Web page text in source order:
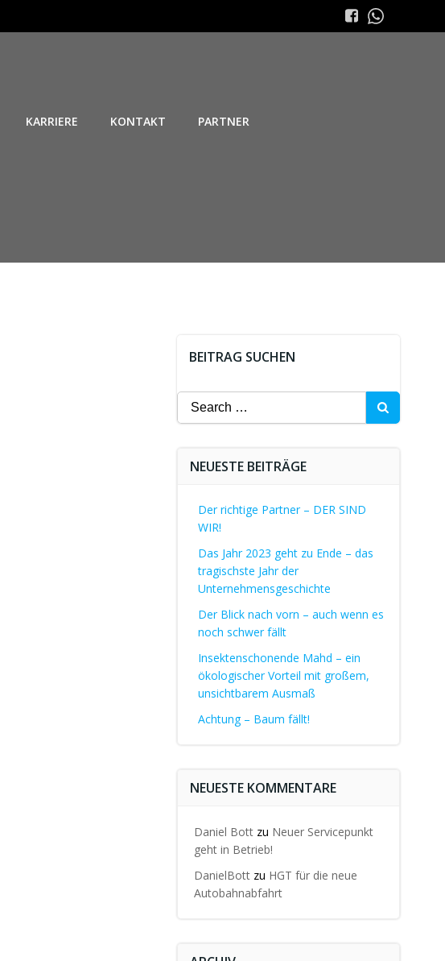
KARRIERE KONTAKT PARTNER
BEITRAG SUCHEN
Search
for:
NEUESTE BEITRÄGE
Der richtige Partner – DER SIND
WIR!
Das Jahr 2023 geht zu Ende – das
tragischste Jahr der
Unternehmensgeschichte
Der Blick nach vorn – auch wenn es
noch schwer fällt
Insektenschonende Mahd – ein
ökologischer Vorteil mit großem,
unsichtbarem Ausmaß
Achtung – Baum fällt!
NEUESTE KOMMENTARE
Daniel Bottzu Neuer Servicepunkt
geht in Betrieb!
DanielBottzu HGT für die neue
Autobahnabfahrt